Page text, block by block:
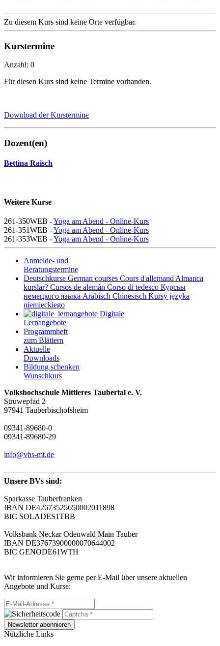
Zu diesem Kurs sind keine Orte verfügbar.
Kurstermine
Anzahl: 0
Für diesen Kurs sind keine Termine vorhanden.
Download der Kurstermine
Dozent(en)
Bettina Raisch
Weitere Kurse
261-350WEB -Yoga am Abend - Online-Kurs
261-351WEB -Yoga am Abend - Online-Kurs
261-353WEB -Yoga am Abend - Online-Kurs
Anmelde- und
Beratungstermine
Deutschkurse German courses Cours d'allemand Almanca
kurslar? Cursos de alemán Corso di tedesco Курсьы
немецкого яэыка Arabisch Chinesisch Kursy języka
niemieckiego
Digitale
Lernangebote
Programmheft
zum Blättern
Aktuelle
Downloads
Bildung schenken
Wunschkurs
Volkshochschule Mittleres Taubertal e. V.
Struwepfad 2
97941 Tauberbischofsheim
09341-89680-0
09341-89680-29
info@vhs-mt.de
Unsere BVs sind:
Sparkasse Tauberfranken
IBAN DE42673525650002011898
BIC SOLADES1TBB
Volksbank Neckar Odenwald Main Tauber
IBAN DE37673900000070644002
BIC GENODE61WTH
Wir informieren Sie gerne per E-Mail über unsere aktuellen
Angebote und Kurse:
Newsletter abonnieren
Nützliche Links